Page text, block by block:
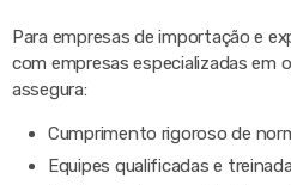
Para empresas de importação e
com empresas especializadas em
assegura:
Cumprimento rigoroso de
Equipes qualificadas e